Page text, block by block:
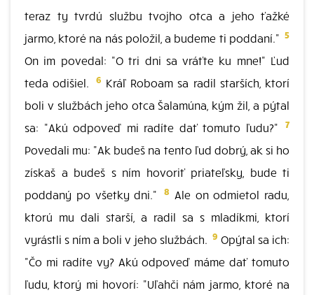
teraz ty tvrdú službu tvojho otca a jeho ťažké
jarmo, ktoré na nás položil, a budeme ti poddaní." 5
On im povedal: "O tri dni sa vráťte ku mne!" Ľud
teda odišiel.
6 Kráľ Roboam sa radil starších, ktorí
boli v službách jeho otca Šalamúna, kým žil, a pýtal
sa: "Akú odpoveď mi radíte dať tomuto ľudu?"
7
Povedali mu: "Ak budeš na tento ľud dobrý, ak si ho
získaš a budeš s ním hovoriť priateľsky, bude ti
poddaný po všetky dni."
8 Ale on odmietol radu,
ktorú mu dali starší, a radil sa s mladíkmi, ktorí
vyrástli s ním a boli v jeho službách. 9 Opýtal sa ich:
"Čo mi radíte vy? Akú odpoveď máme dať tomuto
ľudu, ktorý mi hovorí: "Uľahči nám jarmo, ktoré na